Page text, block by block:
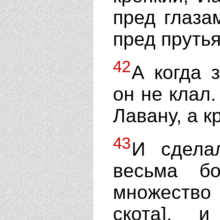
пред
пред
42А когда
он не
Лавану, а
43И
весьма
множество
скота],